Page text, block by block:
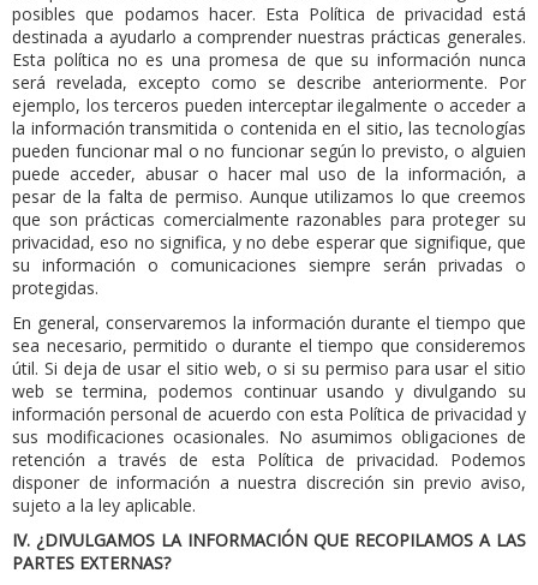
posibles que podamos hacer. Esta Política de privacidad está
destinada a ayudarlo a comprender nuestras prácticas generales.
Esta política no es una promesa de que su información nunca
será revelada, excepto como se describe anteriormente. Por
ejemplo, los terceros pueden interceptar ilegalmente o acceder a
la información transmitida o contenida en el sitio, las tecnologías
pueden funcionar mal o no funcionar según lo previsto, o alguien
puede acceder, abusar o hacer mal uso de la información, a
pesar de la falta de permiso. Aunque utilizamos lo que creemos
que son prácticas comercialmente razonables para proteger su
privacidad, eso no significa, y no debe esperar que signifique, que
su información o comunicaciones siempre serán privadas o
protegidas.
En general, conservaremos la información durante el tiempo que
sea necesario, permitido o durante el tiempo que consideremos
útil. Si deja de usar el sitio web, o si su permiso para usar el sitio
web se termina, podemos continuar usando y divulgando su
información personal de acuerdo con esta Política de privacidad y
sus modificaciones ocasionales. No asumimos obligaciones de
retención a través de esta Política de privacidad.
Podemos
disponer de información a nuestra discreción sin previo aviso,
sujeto a la ley aplicable.
IV. ¿DIVULGAMOS LA INFORMACIÓN QUE RECOPILAMOS A LAS
PARTES EXTERNAS?